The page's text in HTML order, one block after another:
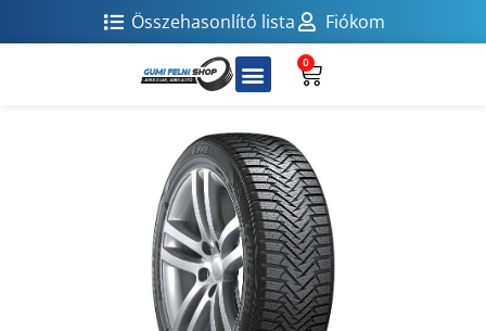
Összehasonlító lista Fiókom
0